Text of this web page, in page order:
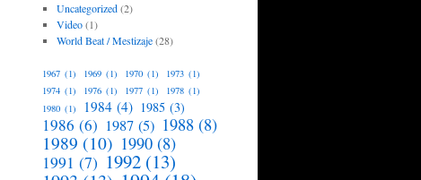
Uncategorized(2)
Video(1)
World Beat / Mestizaje(28)
1967 (1) 1969 (1) 1970 (1) 1973 (1)
1974 (1) 1976 (1) 1977 (1) 1978 (1)
1980 (1) 1984 (4) 1985 (3)
1986 (6) 1987 (5) 1988 (8)
1989 (10) 1990 (8)
1991 (7) 1992 (13)